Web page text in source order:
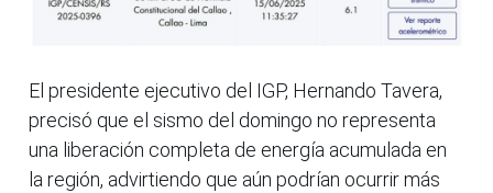
El presidente ejecutivo del IGP, Hernando Tavera,
precisó que el sismo del domingo no representa
una liberación completa de energía acumulada en
la región, advirtiendo que aún podrían ocurrir más